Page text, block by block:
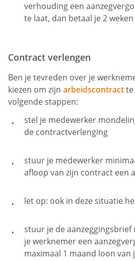
verhouding een
te laat, dan betaal je 2
Contract verlengen
Ben je tevreden over je
kiezen om zijn arbeidscontractte
volgende stappen:
stel je medewerker
de contractverlenging
stuur je medewerker
afloop van zijn contract een
let op: ook in deze situatie
stuur je de
je werknemer een
maximaal 1 maand loon van